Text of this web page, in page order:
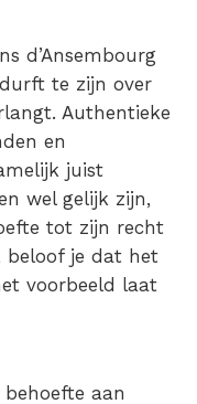
d’Ansembourg
te zijn over
Authentieke
en
juist
wel gelijk zijn,
tot zijn recht
beloof je dat het
voorbeeld laat
aan